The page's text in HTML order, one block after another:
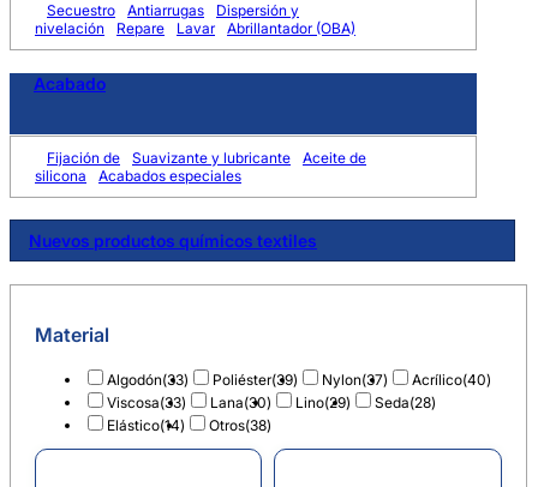
Secuestro Antiarrugas
Dispersión y
nivelación
Repare Lavar Abrillantador (OBA)
Acabado
Fijación de Suavizante y lubricante
Aceite de
silicona
Acabados especiales
Nuevos productos químicos textiles
Material
Algodón(33) Poliéster(39) Nylon(37) Acrílico(40)
Viscosa(33) Lana(30) Lino(29) Seda(28)
Elástico(14) Otros(38)